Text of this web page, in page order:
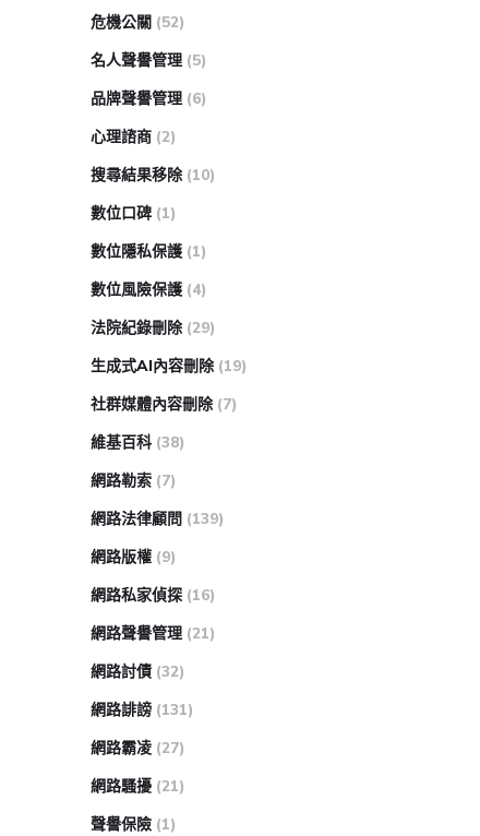
危機公關 (52)
名人聲譽管理 (5)
品牌聲譽管理 (6)
心理諮商 (2)
搜尋結果移除 (10)
數位口碑 (1)
數位隱私保護 (1)
數位風險保護 (4)
法院紀錄刪除 (29)
生成式AI內容刪除 (19)
社群媒體內容刪除 (7)
維基百科 (38)
網路勒索 (7)
網路法律顧問 (139)
網路版權 (9)
網路私家偵探 (16)
網路聲譽管理 (21)
網路討債 (32)
網路誹謗 (131)
網路霸凌 (27)
網路騷擾 (21)
聲譽保險 (1)